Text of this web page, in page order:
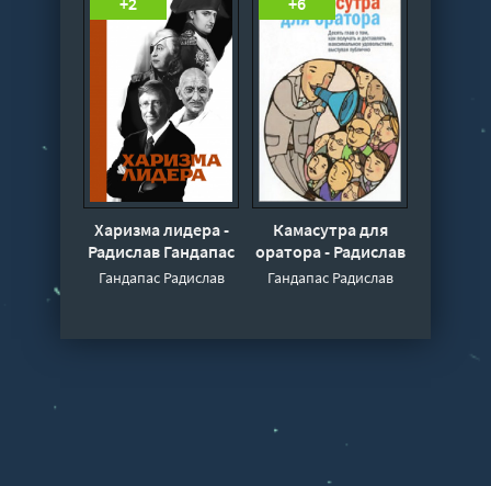
Харизма лидера -
Радислав Гандапас
Гандапас Радислав
Камасутра для
оратора - Радислав
Гандапас
Гандапас Радислав